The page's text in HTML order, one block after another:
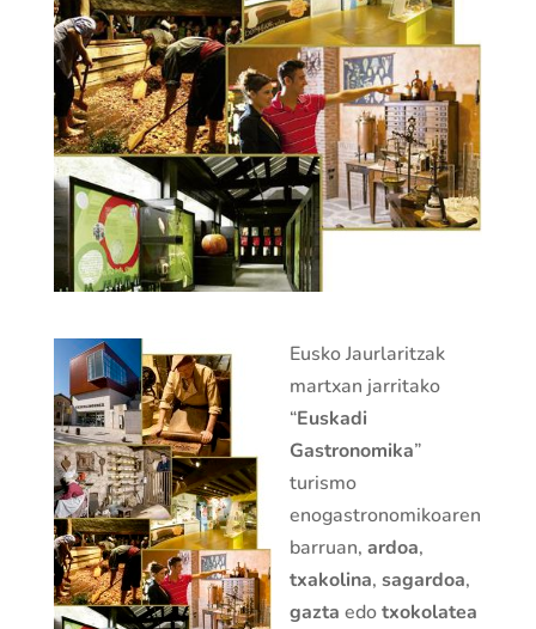
Eusko Jaurlaritzak
martxan jarritako
“Euskadi
Gastronomika”
turismo
enogastronomikoaren
barruan, ardoa,
txakolina, sagardoa,
gazta edotxokolatea